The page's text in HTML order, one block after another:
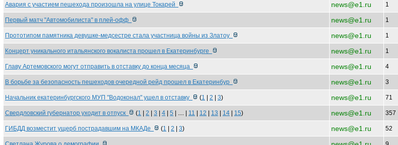
Авария с участием пешехода произошла на улице Токарей news@e1.ru 1
Первый матч "Автомобилиста" в плей-офф news@e1.ru 1
Прототипом памятника девушке-медсестре стала участница войны из Златоу news@e1.ru 1
Концерт уникального итальянского вокалиста прошел в Екатеринбурге news@e1.ru 1
Главу Артемовского могут отправить в отставку до конца месяца news@e1.ru 4
В борьбе за безопасность пешеходов очередной рейд прошел в Екатеринбур news@e1.ru 3
Начальник екатеринбургского МУП "Водоконал" ушел в отставку (1 2 3) news@e1.ru 71
Свердловский губернатор уходит в отпуск (1 2 3 4 5 | .... | 11 12 13 14 15) news@e1.ru 357
ГИБДД возместит ущерб пострадавшим на МКАДе (1 2 3) news@e1.ru 52